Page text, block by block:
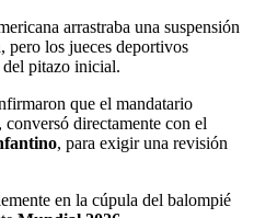
arrastraba una suspensión
pero los jueces deportivos
del pitazo inicial.
que el mandatario
, conversó directamente con el
, para exigir una revisión
en la cúpula del balompié